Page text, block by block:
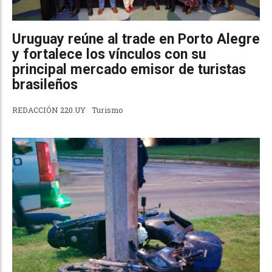
Uruguay reúne al trade en Porto Alegre
y fortalece los vínculos con su
principal mercado emisor de turistas
brasileños
REDACCIÓN 220.UY Turismo